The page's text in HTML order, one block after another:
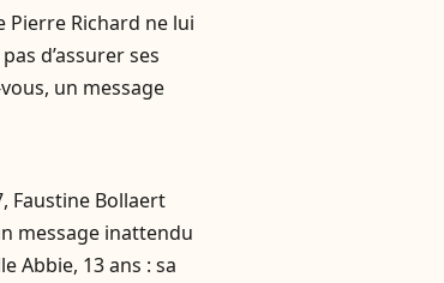
Pierre Richard ne lui
d’assurer ses
un message
Faustine Bollaert
message inattendu
Abbie, 13 ans : sa